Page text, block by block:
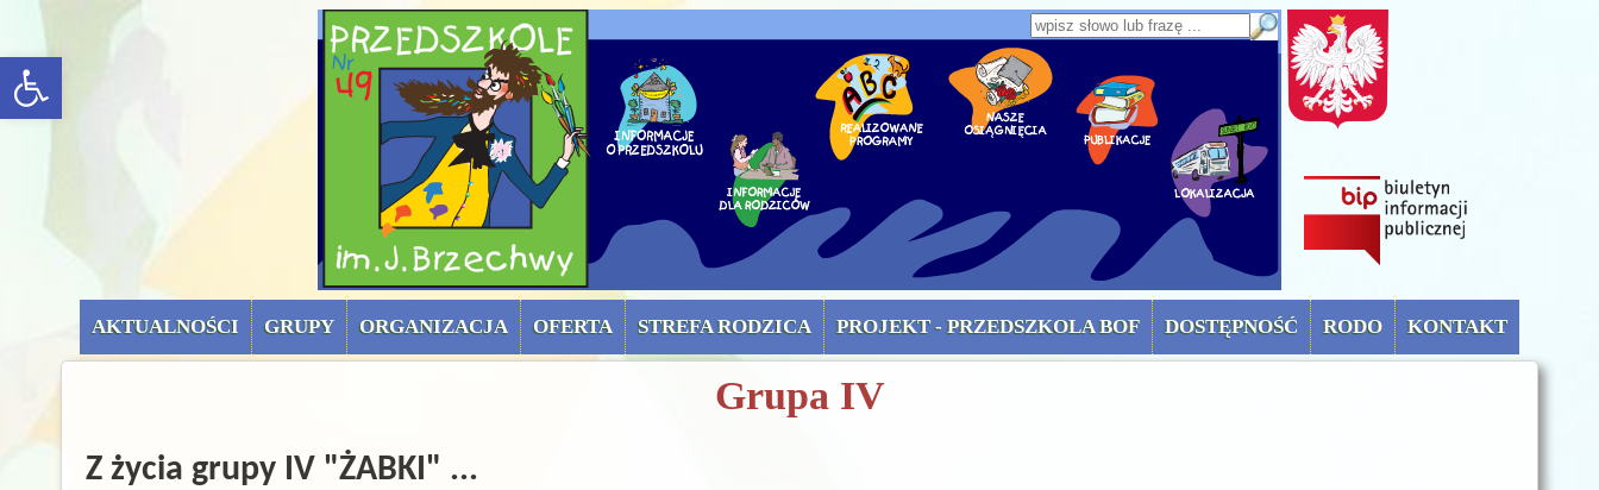
rozwiń/zwiń panel
Wpisz słowo lub frazę
menu górne (uproszczone)
AKTUALNOŚCI GRUPY ORGANIZACJA OFERTA STREFA RODZICA PROJEKT - PRZEDSZKOLA BOF DOSTĘPNOŚĆ RODO KONTAKT
Grupa IV
Z życia grupy IV "ŻABKI" ...